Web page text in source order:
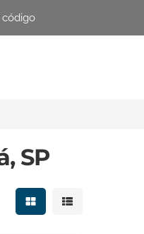
SP
Mostrar resultados
Mostrar